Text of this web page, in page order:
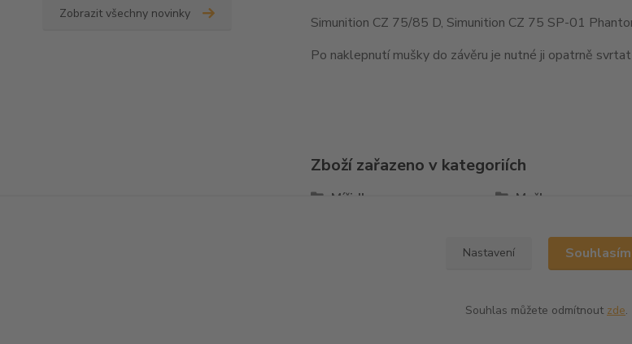
Zobrazit všechny novinky
Simunition CZ 75/85 D, Simunition CZ 75 SP-01
Po naklepnutí mušky do závěru je nutné ji opatrně
Zboží zařazeno v kategoriích
Mířidla Mušky
Nastavení Souhlasím
Souhlas můžete odmítnout zde.